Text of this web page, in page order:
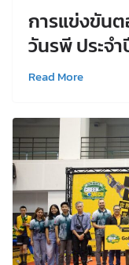
การแข่งขัน
วันรพี ประจ
Read More